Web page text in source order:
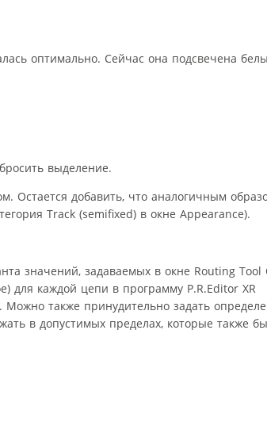
оптимально. Сейчас она подсвечена
выделение.
Остается добавить, что аналогичным
Track (semifixed) в окне Appearance).
значений, задаваемых в окне Routing Tool
для каждой цепи в программу P.R.Editor XR
Можно также принудительно задать
в допустимых пределах, которые также